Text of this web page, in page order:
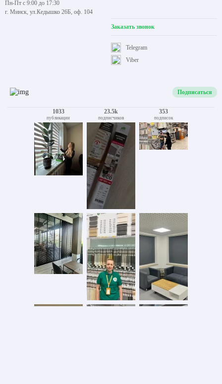
Пн-Пт с 9:00 до 17:30
г. Минск, ул.Кедышко 26Б, оф. 104
Заказать звонок
Viber
Telegram
Подписаться
1033
публикации
23.5k
подписчиков
353
подписок